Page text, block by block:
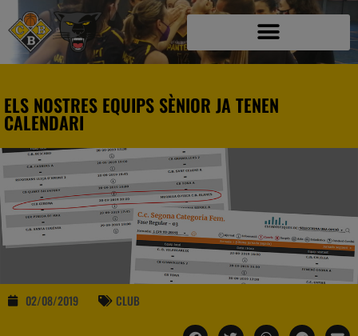
ELS NOSTRES EQUIPS SÈNIOR JA TENEN
CALENDARI
02/08/2019 CLUB